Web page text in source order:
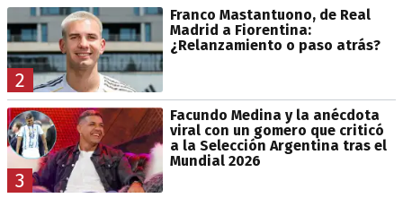
2
Franco Mastantuono, de Real
Madrid a Fiorentina:
¿Relanzamiento o paso atrás?
3
Facundo Medina y la anécdota
viral con un gomero que criticó
a la Selección Argentina tras el
Mundial 2026